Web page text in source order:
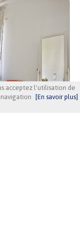
acceptez l'utilisation de
[En savoir plus]